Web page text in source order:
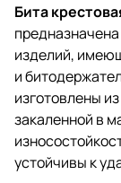
Бита
изделий,
и
изготовлены
закаленной в
устойчивы к